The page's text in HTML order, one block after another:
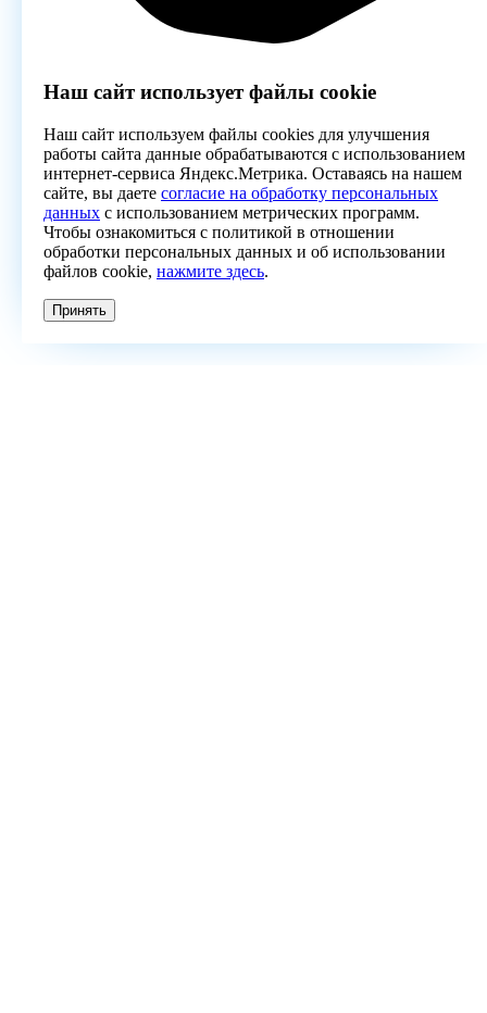
Наш сайт использует файлы cookie
Наш сайт используем файлы cookies для улучшения
работы сайта данные обрабатываются с использованием
интернет-сервиса Яндекс.Метрика. Оставаясь на нашем
сайте, вы даете согласие на обработку персональных
данных с использованием метрических программ.
Чтобы ознакомиться с политикой в отношении
обработки персональных данных и об использовании
файлов cookie, нажмите здесь.
Принять